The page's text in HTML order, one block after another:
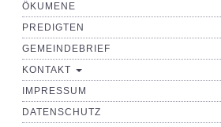
ÖKUMENE
PREDIGTEN
GEMEINDEBRIEF
KONTAKT
IMPRESSUM
DATENSCHUTZ